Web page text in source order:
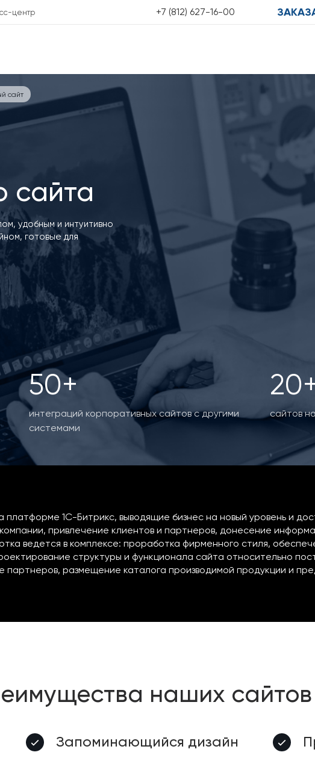
центр +7 (812) 627-16-00
сайт
сайта
удобным и интуитивно
готовые для
50+
интеграций корпоративных сайтов с другими
системами
сайтов
1С-Битрикс, выводящие бизнес на новый уровень и
привлечение клиентов и партнеров, донесение
ведется в комплексе: проработка фирменного стиля,
структуры и функционала сайта относительно
партнеров, размещение каталога производимой продукции и
наших сайтов
Запоминающийся дизайн